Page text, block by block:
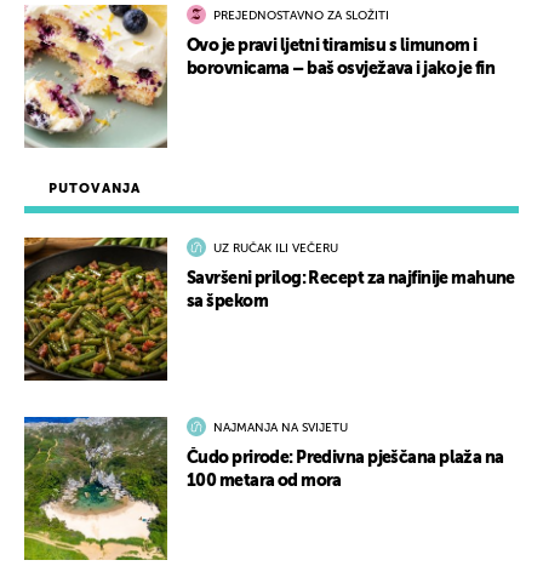
PUTOVANJA
UZ RUČAK ILI VEČERU
Savršeni prilog: Recept za najfinije mahune
sa špekom
NAJMANJA NA SVIJETU
Čudo prirode: Predivna pješčana plaža na
100 metara od mora
PREJEDNOSTAVNO ZA SLOŽITI
Ovo je pravi ljetni tiramisu s limunom i
borovnicama – baš osvježava i jako je fin